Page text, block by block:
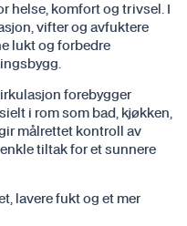
helse, komfort og trivsel. I
vifter og avfuktere
lukt og forbedre
forebygger
i rom som bad, kjøkken,
målrettet kontroll av
tiltak for et sunnere
lavere fukt og et mer